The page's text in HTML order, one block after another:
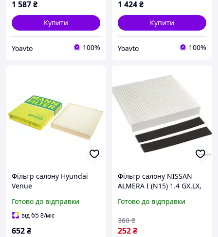
1 587₴
Купити
Yoavto 100%
1 424₴
Купити
Yoavto 100%
Фільтр салону Hyundai
Venue
aris/Kia
Rio/Stonic/Sportage
Готово до відправки
від65₴/міс
652₴
Фільтр салону NISSAN
ALMERA I (N15) 1.4 GX,LX,
I HATCHBACK (N15) 1.4, 1.4
Готово до відправки
252₴
360 ₴